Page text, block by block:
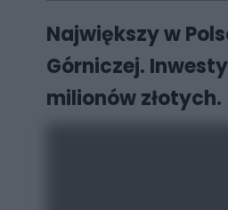
Największy w
Górniczej.
milionów złotych.